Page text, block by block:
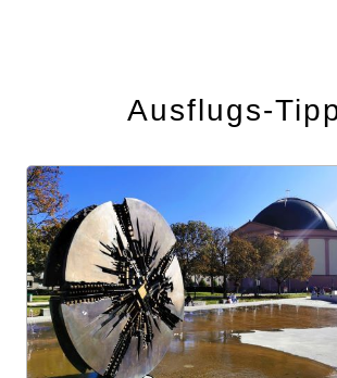
Ausflugs-